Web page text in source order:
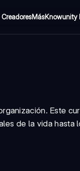
MásKnowunity
Este
de la vida hasta